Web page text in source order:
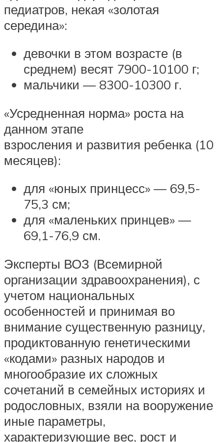
педиатров, некая «золотая
середина»:
девочки в этом возрасте (в
среднем) весят 7900-10100 г;
мальчики — 8300-10300 г.
«Усредненная норма» роста на
данном этапе
взросления и развития ребенка (10
месяцев):
для «юных принцесс» — 69,5-
75,3 см;
для «маленьких принцев» —
69,1-76,9 см.
Эксперты ВОЗ (Всемирной
организации здравоохранения), с
учетом национальных
особенностей и принимая во
внимание существенную разницу,
продиктованную генетическими
«кодами» разных народов и
многообразие их сложных
сочетаний в семейных историях и
родословных, взяли на вооружение
иные параметры,
характеризующие вес, рост и